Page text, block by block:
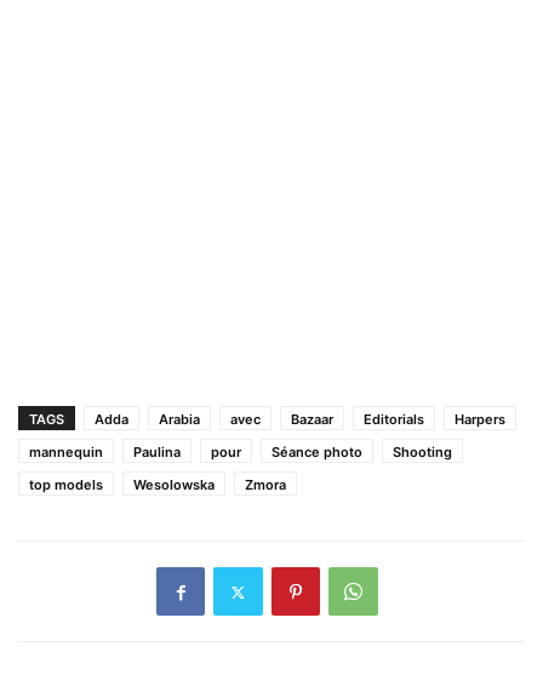
TAGS Adda Arabia avec Bazaar Editorials
Harpers
mannequin
Paulina pour Séance photo
Shooting
top models
Wesolowska Zmora